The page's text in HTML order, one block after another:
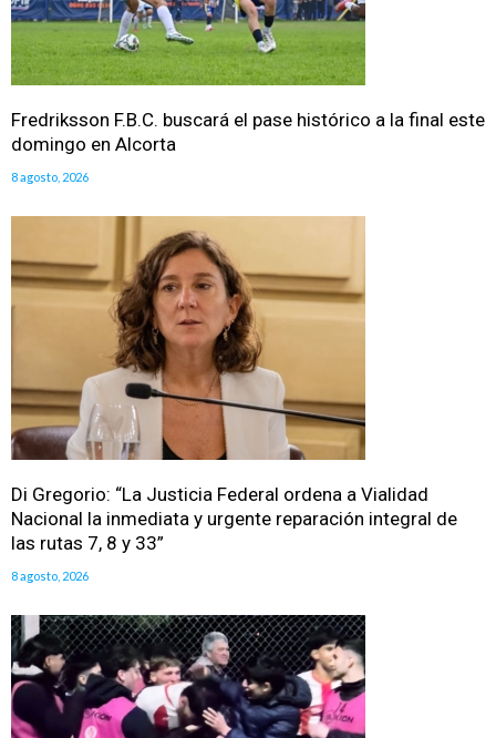
Fredriksson F.B.C. buscará el pase histórico a la final este
domingo en Alcorta
8 agosto, 2026
Di Gregorio: “La Justicia Federal ordena a Vialidad
Nacional la inmediata y urgente reparación integral de
las rutas 7, 8 y 33”
8 agosto, 2026